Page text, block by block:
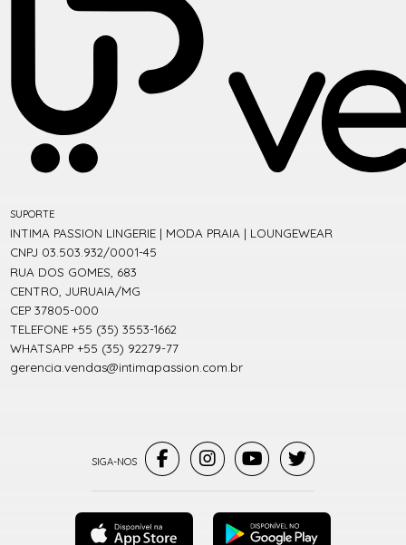
SUPORTE
INTIMA PASSION LINGERIE | MODA PRAIA | LOUNGEWEAR
CNPJ 03.503.932/0001-45
RUA DOS GOMES, 683
CENTRO, JURUAIA/MG
CEP 37805-000
TELEFONE +55 (35) 3553-1662
WHATSAPP +55 (35) 92279-77
gerencia.vendas@intimapassion.com.br